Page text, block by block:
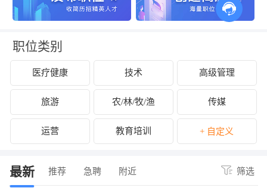
职位类别
医疗健康 技术 高级管理
旅游 农/林/牧/渔 传媒
运营 教育培训 + 自定义
最新 推荐 急聘 附近 筛选